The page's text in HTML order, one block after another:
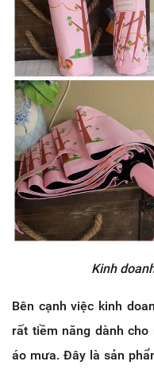
Kinh
Bên cạnh việc kinh
rất tiềm năng dành
áo mưa. Đây là sản